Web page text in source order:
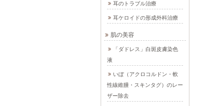
耳のトラブル治療
耳ケロイドの形成外科治療
肌の美容
「ダドレス」白斑皮膚染色
液
いぼ（アクロコルドン・軟
性線維腫・スキンタグ）のレー
ザー除去